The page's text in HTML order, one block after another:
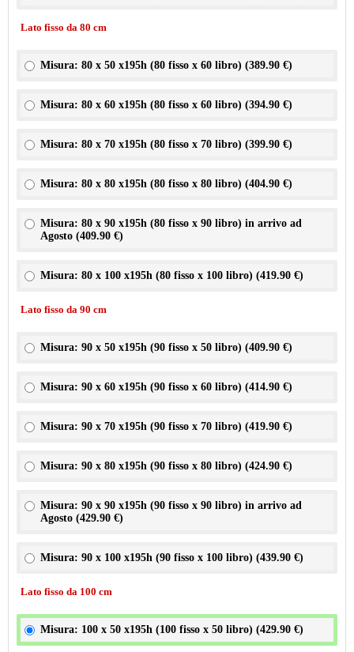
Lato fisso da 80 cm
Misura: 80 x 50 x195h (80 fisso x 60 libro) (389.90 €)
Misura: 80 x 60 x195h (80 fisso x 60 libro) (394.90 €)
Misura: 80 x 70 x195h (80 fisso x 70 libro) (399.90 €)
Misura: 80 x 80 x195h (80 fisso x 80 libro) (404.90 €)
Misura: 80 x 90 x195h (80 fisso x 90 libro) in arrivo ad
Agosto (409.90 €)
Misura: 80 x 100 x195h (80 fisso x 100 libro) (419.90 €)
Lato fisso da 90 cm
Misura: 90 x 50 x195h (90 fisso x 50 libro) (409.90 €)
Misura: 90 x 60 x195h (90 fisso x 60 libro) (414.90 €)
Misura: 90 x 70 x195h (90 fisso x 70 libro) (419.90 €)
Misura: 90 x 80 x195h (90 fisso x 80 libro) (424.90 €)
Misura: 90 x 90 x195h (90 fisso x 90 libro) in arrivo ad
Agosto (429.90 €)
Misura: 90 x 100 x195h (90 fisso x 100 libro) (439.90 €)
Lato fisso da 100 cm
Misura: 100 x 50 x195h (100 fisso x 50 libro) (429.90 €)